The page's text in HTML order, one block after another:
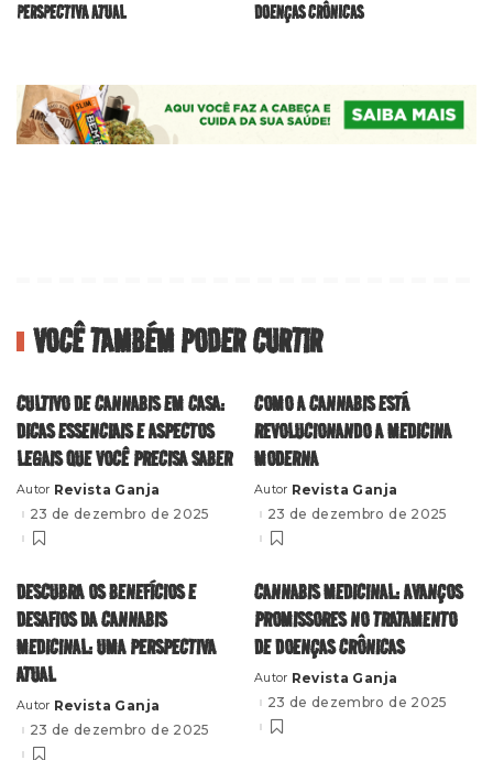
PERSPECTIVA ATUAL
DOENÇAS CRÔNICAS
VOCÊ TAMBÉM PODER CURTIR
CULTIVO DE CANNABIS EM CASA:
DICAS ESSENCIAIS E ASPECTOS
LEGAIS QUE VOCÊ PRECISA SABER
Posted
by
Autor Revista Ganja
23 de dezembro de 2025
COMO A CANNABIS ESTÁ
REVOLUCIONANDO A MEDICINA
MODERNA
Posted
by
Autor Revista Ganja
23 de dezembro de 2025
DESCUBRA OS BENEFÍCIOS E
DESAFIOS DA CANNABIS
MEDICINAL: UMA PERSPECTIVA
ATUAL
Posted
by
Autor Revista Ganja
23 de dezembro de 2025
CANNABIS MEDICINAL: AVANÇOS
PROMISSORES NO TRATAMENTO
DE DOENÇAS CRÔNICAS
Posted
by
Autor Revista Ganja
23 de dezembro de 2025